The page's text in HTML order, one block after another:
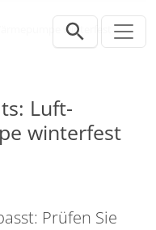
winterfest
Luft-
winterfest
Prüfen Sie